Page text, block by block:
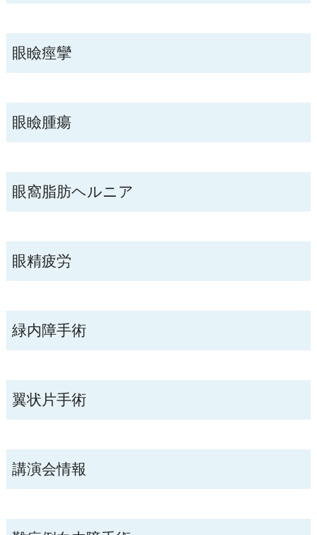
眼瞼痙攣
眼瞼腫瘍
眼窩脂肪ヘルニア
眼精疲労
緑内障手術
翼状片手術
講演会情報